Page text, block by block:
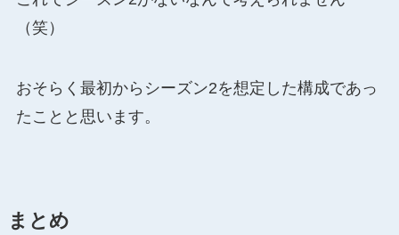
（笑）
おそらく最初からシーズン2を想定した構成であっ
たことと思います。
まとめ